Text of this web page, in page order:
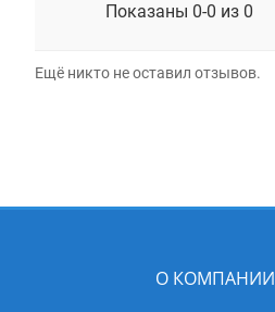
Показаны 0-0 из 0
Ещё никто не оставил отзывов.
О КОМПАНИИ